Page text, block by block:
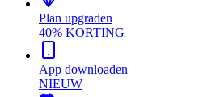
Plan upgraden
40% KORTING
App downloaden
NIEUW